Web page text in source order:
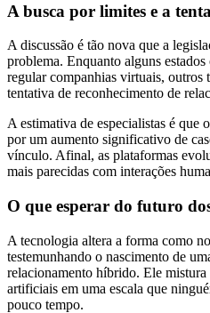
A busca por limites e a
A discussão é tão nova que a
problema. Enquanto alguns
regular companhias virtuais, outros
tentativa de reconhecimento de
A estimativa de especialistas é que
por um aumento significativo de
vínculo. Afinal, as plataformas
mais parecidas com interações
O que esperar do futuro
A tecnologia altera a forma como
testemunhando o nascimento de
relacionamento híbrido. Ele mistura
artificiais em uma escala que
pouco tempo.